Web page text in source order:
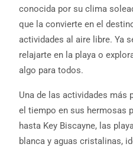
conocida por su clima
que la convierte en el
actividades al aire libre. Ya
relajarte en la playa o
algo para todos.
Una de las actividades más
el tiempo en sus hermosas
hasta Key Biscayne, las
blanca y aguas cristalinas,